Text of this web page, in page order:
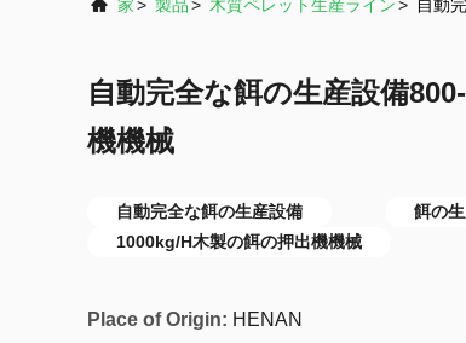
家> 製品> 木質ペレット生産ライン> 自動
自動完全な餌の生産設備
機機械
自動完全な餌の生産設備
餌の
1000kg/H木製の餌の押出機機械
Place of Origin: HENAN